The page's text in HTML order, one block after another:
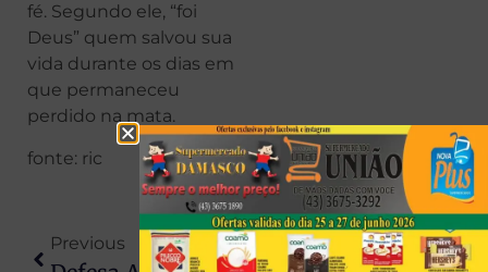
fé. Segundo ele, “foi
Deus” quem salvou sua
vida durante os dias em
que permaneceu
perdido na mata.
fonte: ric
Previous Next